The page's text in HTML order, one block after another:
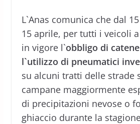
L`Anas comunica che dal
15 aprile, per tutti i veicoli
in vigore l`obbligo di
l`utilizzo di pneumatici
su alcuni tratti delle strade
campane maggiormente
di precipitazioni nevose o
ghiaccio durante la